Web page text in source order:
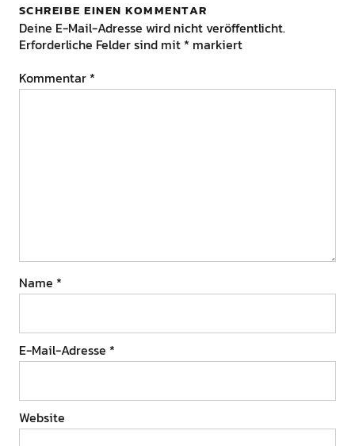
SCHREIBE EINEN KOMMENTAR
Deine E-Mail-Adresse wird nicht veröffentlicht.
Erforderliche Felder sind mit * markiert
Kommentar *
Name *
E-Mail-Adresse *
Website